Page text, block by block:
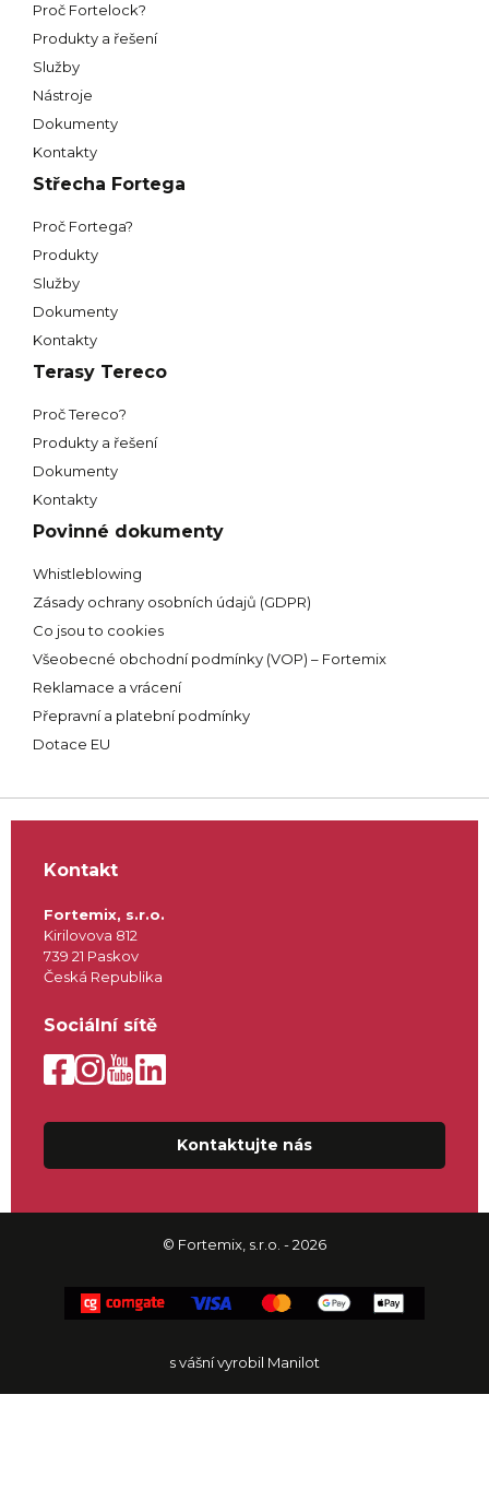
Proč Fortelock?
Produkty a řešení
Služby
Nástroje
Dokumenty
Kontakty
Střecha Fortega
Proč Fortega?
Produkty
Služby
Dokumenty
Kontakty
Terasy Tereco
Proč Tereco?
Produkty a řešení
Dokumenty
Kontakty
Povinné dokumenty
Whistleblowing
Zásady ochrany osobních údajů (GDPR)
Co jsou to cookies
Všeobecné obchodní podmínky (VOP) – Fortemix
Reklamace a vrácení
Přepravní a platební podmínky
Dotace EU
© Fortemix, s.r.o. - 2026
s vášní vyrobil Manilot
Kontakt
Fortemix, s.r.o.
Kirilovova 812
739 21 Paskov
Česká Republika
Sociální sítě
Kontaktujte nás